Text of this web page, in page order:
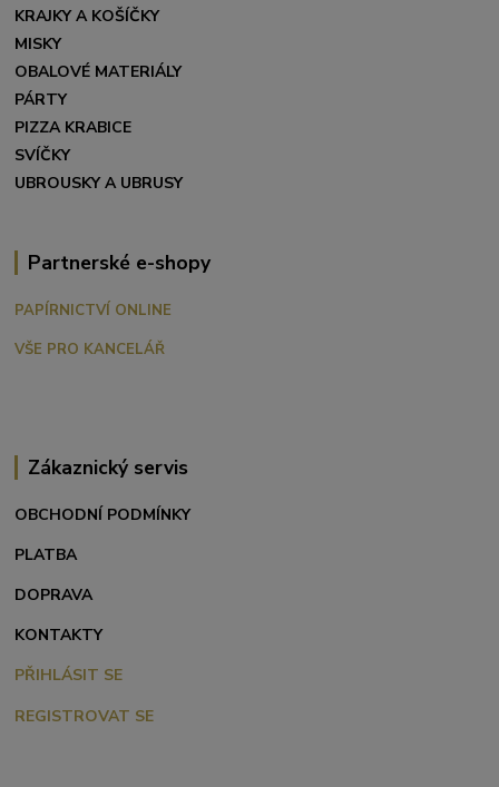
KRAJKY A KOŠÍČKY
MISKY
OBALOVÉ MATERIÁLY
PÁRTY
PIZZA KRABICE
SVÍČKY
UBROUSKY A UBRUSY
Partnerské e-shopy
PAPÍRNICTVÍ ONLINE
VŠE PRO KANCELÁŘ
Zákaznický servis
OBCHODNÍ PODMÍNKY
PLATBA
DOPRAVA
KONTAKTY
PŘIHLÁSIT SE
REGISTROVAT SE